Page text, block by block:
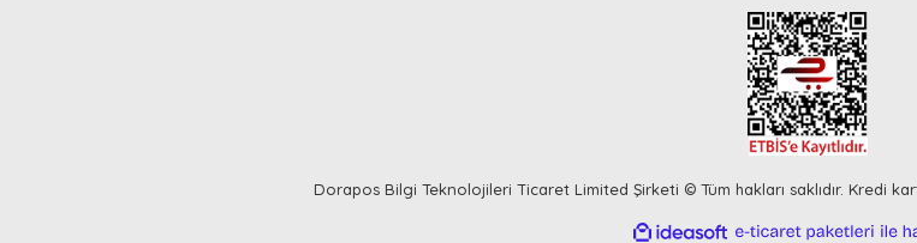
Dorapos Bilgi Teknolojileri Ticaret Limited Şirketi © Tüm hakları saklıdır. Kredi
ideasoft e-